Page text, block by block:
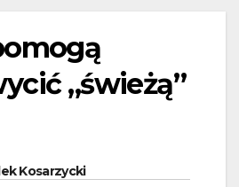
„świeżą”
Kosarzycki